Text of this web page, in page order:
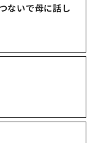
ないで母に話し